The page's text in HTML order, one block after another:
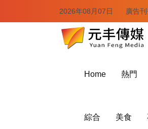
2026年08月07日 廣告
Home 熱門
綜合 美食